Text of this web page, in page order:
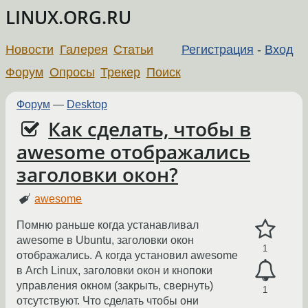
LINUX.ORG.RU
Регистрация - Вход
Новости Галерея Статьи
Форум Опросы Трекер Поиск
Форум — Desktop
Как сделать, чтобы в
awesome отображались
заголовки окон?
awesome
1
1
Помню раньше когда устанавливал
awesome в Ubuntu, заголовки окон
отображались. А когда установил awesome
в Arch Linux, заголовки окон и кнопоки
управления окном (закрыть, свернуть)
отсутствуют. Что сделать чтобы они